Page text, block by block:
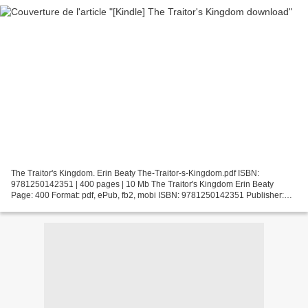
The Traitor's Kingdom. Erin Beaty The-Traitor-s-Kingdom.pdf ISBN:
9781250142351 | 400 pages | 10 Mb The Traitor's Kingdom Erin Beaty
Page: 400 Format: pdf, ePub, fb2, mobi ISBN: 9781250142351 Publisher: